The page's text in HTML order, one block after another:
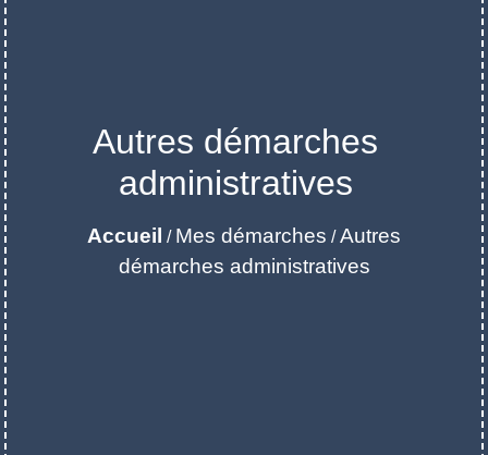
Autres démarches
administratives
Accueil / Mes démarches /Autres
démarches administratives